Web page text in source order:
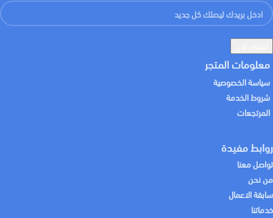
معلومات المتجر
سياسة الخصوصية
شروط الخدمة
المرتجعات
روابط مفيدة
تواصل معنا
من نحن
سابقة الاعمال
خدماتنا